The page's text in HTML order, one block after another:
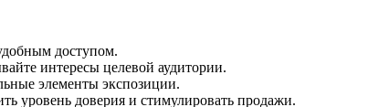
доступом.
интересы целевой аудитории.
элементы экспозиции.
уровень доверия и стимулировать продажи.